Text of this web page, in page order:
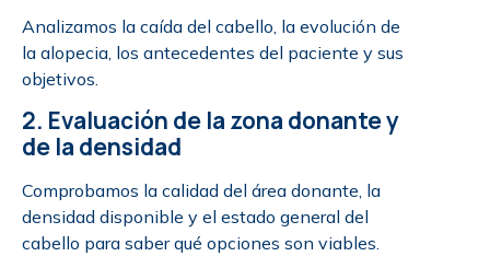
Analizamos la caída del cabello, la evolución de
la alopecia, los antecedentes del paciente y sus
objetivos.
2. Evaluación de la zona donante y
de la densidad
Comprobamos la calidad del área donante, la
densidad disponible y el estado general del
cabello para saber qué opciones son viables.